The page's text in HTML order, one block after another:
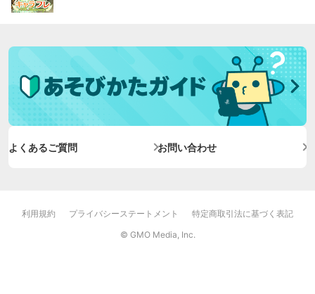
よくあるご質問 お問い合わせ
利用規約 プライバシーステートメント
特定商取引法に基づく表記
© GMO Media, Inc.